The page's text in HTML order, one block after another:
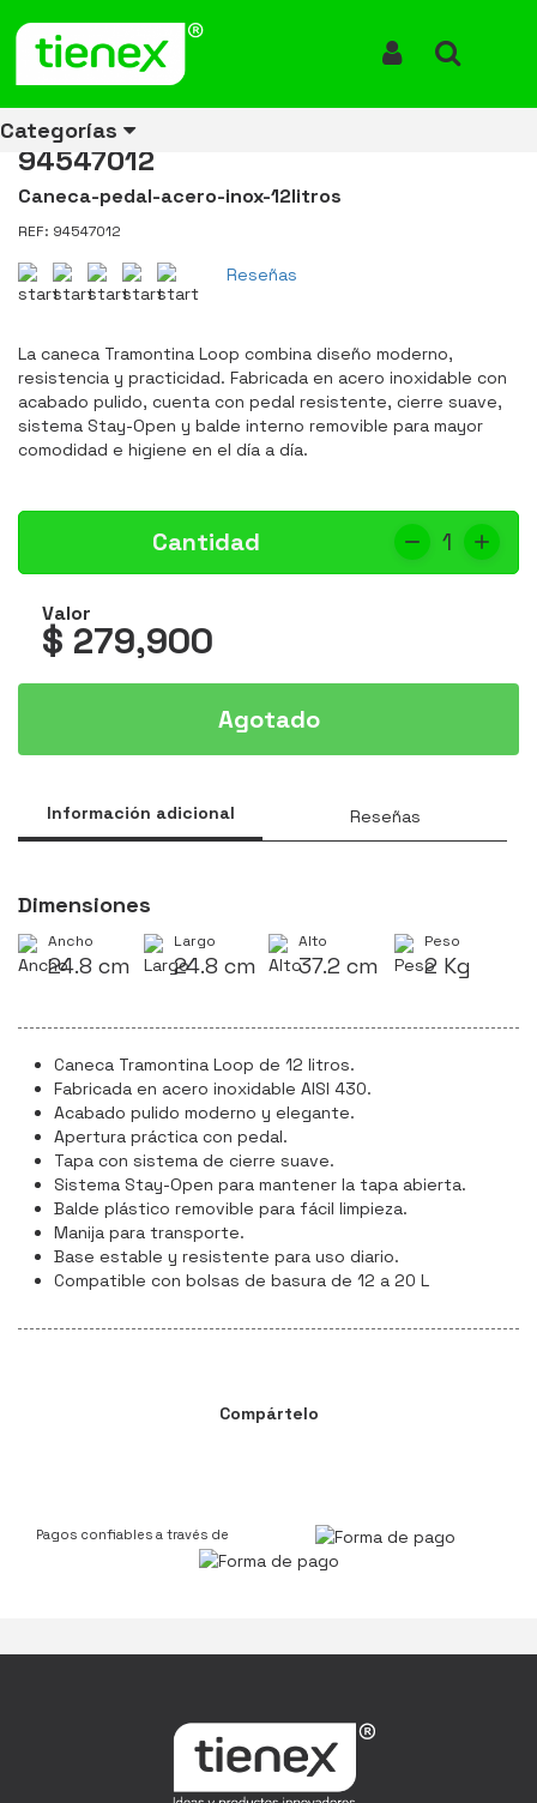
Categorías
Caneca de Pedal en Acero Inoxidable 12 Litros Tramontina
94547012
Caneca de Pedal en Acero
Inoxidable 12 Litros Tramontina
94547012
Caneca-pedal-acero-inox-12litros
REF: 94547012
Reseñas
La caneca Tramontina Loop combina diseño moderno,
resistencia y practicidad. Fabricada en acero inoxidable con
acabado pulido, cuenta con pedal resistente, cierre suave,
sistema Stay-Open y balde interno removible para mayor
comodidad e higiene en el día a día.
Cantidad 1
Valor
$ 279,900
Agotado
Información adicional Reseñas
Dimensiones
Ancho
24.8 cm
Largo
24.8 cm
Alto
37.2 cm
Peso
2 Kg
Caneca Tramontina Loop de 12 litros.
Fabricada en acero inoxidable AISI 430.
Acabado pulido moderno y elegante.
Apertura práctica con pedal.
Tapa con sistema de cierre suave.
Sistema Stay-Open para mantener la tapa abierta.
Balde plástico removible para fácil limpieza.
Manija para transporte.
Base estable y resistente para uso diario.
Compatible con bolsas de basura de 12 a 20 L
Compártelo
Pagos confiables a través de
Ver todos
los
productos
Ver todos
los
productos
DE
RECICLAJE
Ver todos
los
productos
Ver todos
los
productos
DE
LIMPIEZA
Ver todos
los
productos
DE
MATERIALES
Ver todos
los
productos
LIBRE
Ver todos
los
productos
PARA
BAÑOS